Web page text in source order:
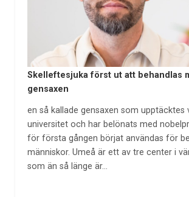
Skelleftesjuka först ut att behandlas
gensaxen
en så kallade gensaxen som upptäcktes
universitet och har belönats med
för första gången börjat användas för
människor. Umeå är ett av tre center i
som än så länge är…